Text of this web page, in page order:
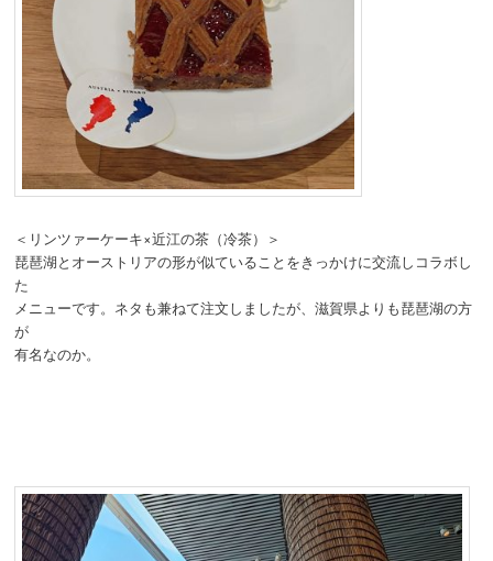
＜リンツァーケーキ×近江の茶（冷茶）＞
琵琶湖とオーストリアの形が似ていることをきっかけに交流しコラボし
た
メニューです。ネタも兼ねて注文しましたが、滋賀県よりも琵琶湖の方
が
有名なのか。